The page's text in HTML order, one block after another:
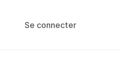
Se connecter